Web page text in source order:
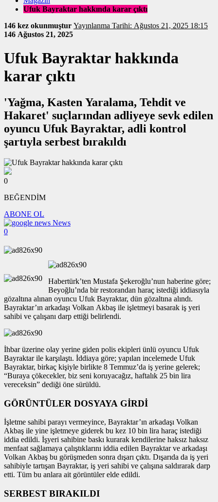
Ufuk Bayraktar hakkında karar çıktı
146 kez okunmuştur
Yayınlanma Tarihi: Ağustos 21, 2025 18:15
146 Ağustos 21, 2025
Ufuk Bayraktar hakkında
karar çıktı
'Yağma, Kasten Yaralama, Tehdit ve
Hakaret' suçlarından adliyeye sevk edilen
oyuncu Ufuk Bayraktar, adli kontrol
şartıyla serbest bırakıldı
0
BEĞENDİM
ABONE OL
News
0
Habertürk’ten Mustafa Şekeroğlu’nun haberine göre;
Beyoğlu’nda bir restorandan haraç istediği iddiasıyla
gözaltına alınan oyuncu Ufuk Bayraktar, dün gözaltına alındı.
Bayraktar’ın arkadaşı Volkan Akbaş ile işletmeyi basarak iş yeri
sahibi ve çalışanı darp ettiği belirlendi.
İhbar üzerine olay yerine giden polis ekipleri ünlü oyuncu Ufuk
Bayraktar ile karşılaştı. İddiaya göre; yapılan incelemede Ufuk
Bayraktar, birkaç kişiyle birlikte 8 Temmuz’da iş yerine gelerek;
“Buraya çökecekler, biz seni koruyacağız, haftalık 25 bin lira
vereceksin” dediği öne sürüldü.
GÖRÜNTÜLER DOSYAYA GİRDİ
İşletme sahibi parayı vermeyince, Bayraktar’ın arkadaşı Volkan
Akbaş ile yine işletmeye giderek bu kez 10 bin lira haraç istediği
iddia edildi. İşyeri sahibine baskı kurarak kendilerine haksız haksız
menfaat sağlamaya çalıştıklarını iddia edilen Bayraktar ve arkadaşı
Volkan Akbaş bu görüşmeden sonra dışarı çıktı. Dışarıda da iş yeri
sahibiyle tartışan Bayraktar, iş yeri sahibi ve çalışına saldırarak darp
etti. Tüm bu anlara ait görüntüler elde edildi.
SERBEST BIRAKILDI